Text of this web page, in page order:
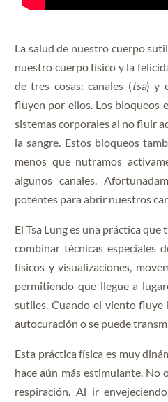
La salud de nuestro cuerpo
nuestro cuerpo físico y la
de tres cosas: canales (tsa) y
fluyen por ellos. Los bloqueos
sistemas corporales al no fluir
la sangre. Estos bloqueos
menos que nutramos
algunos canales.
potentes para abrir nuestros
El Tsa Lung es una práctica
combinar técnicas especiales
físicos y visualizaciones,
permitiendo que llegue a
sutiles. Cuando el viento fluye
autocuración o se puede
Esta práctica física es muy
hace aún más estimulante. No
respiración. Al ir